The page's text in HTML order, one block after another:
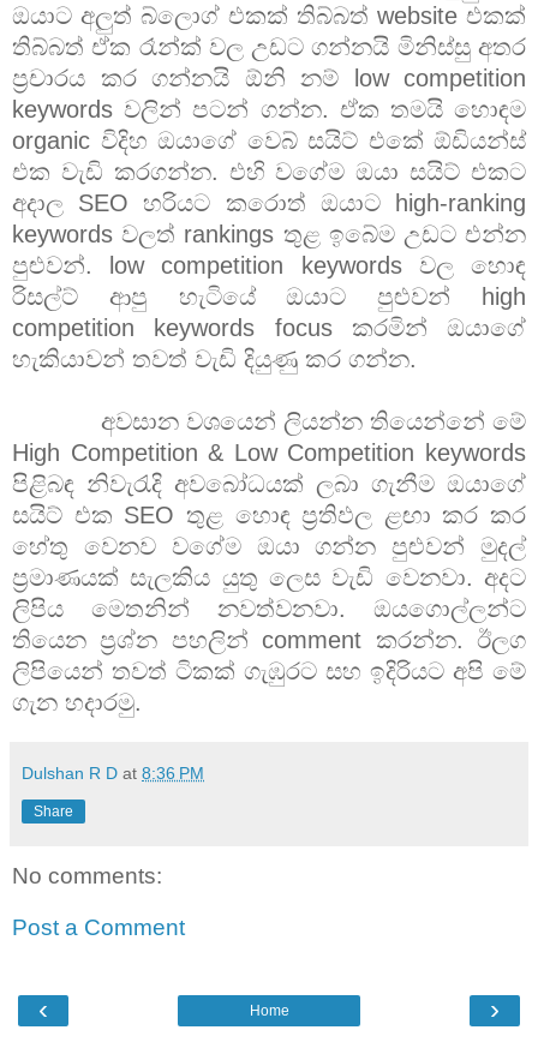
ඔයාට අලුත් බ්ලොග් එකක් තිබ්බත් website එකක්
තිබ්බත් ඒක රෑන්ක් වල උඩට ගන්නයි මිනිස්සු අතර
ප්‍රචාරය කර ගන්නයි ඕනි නම් low competition
keywords වලින් පටන් ගන්න. ඒක තමයි හොඳම
organic විදිහ ඔයාගේ වෙබ් සයිට් එකේ ඕඩියන්ස්
එක වැඩි කරගන්න. එහි වගේම ඔයා සයිට් එකට
අදාල SEO හරියට කරොත් ඔයාට high-ranking
keywords වලත් rankings තුළ ඉබේම උඩට එන්න
පුළුවන්. low competition keywords වල හොඳ
රිසල්ට් ආපු හැටියේ ඔයාට පුළුවන් high
competition keywords focus කරමින් ඔයාගේ
හැකියාවන් තවත් වැඩි දියුණු කර ගන්න.
අවසාන වශයෙන් ලියන්න තියෙන්නේ මේ
High Competition & Low Competition keywords
පිළිබඳ නිවැරැදි අවබෝධයක් ලබා ගැනීම ඔයාගේ
සයිට් එක SEO තුළ හොඳ ප්‍රතිඵල ළඟා කර කර
හේතු වෙනව වගේම ඔයා ගන්න පුළුවන් මුදල්
ප්‍රමාණයක් සැලකිය යුතු ලෙස වැඩි වෙනවා. අදට
ලිපිය මෙතනින් නවත්වනවා. ඔයගොල්ලන්ට
තියෙන ප්‍රශ්න පහලින් comment කරන්න. ඊලග
ලිපියෙන් තවත් ටිකක් ගැඹුරට සහ ඉදිරියට අපි මේ
ගැන හදාරමු.
Dulshan R D at 8:36 PM
Share
No comments:
Post a Comment
‹ ›
Home